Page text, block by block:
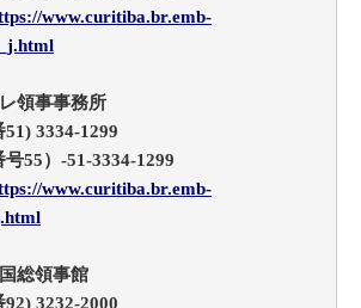
www.curitiba.br.emb-
領事事務所
3334-1299
55）-51-3334-1299
www.curitiba.br.emb-
総領事館
3232-2000